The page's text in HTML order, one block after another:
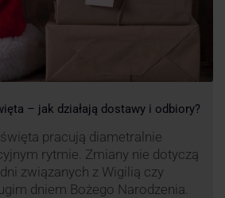
– jak działają dostawy i odbiory?
pracują diametralnie
rytmie. Zmiany nie dotyczą
związanych z Wigilią czy
dniem Bożego Narodzenia.